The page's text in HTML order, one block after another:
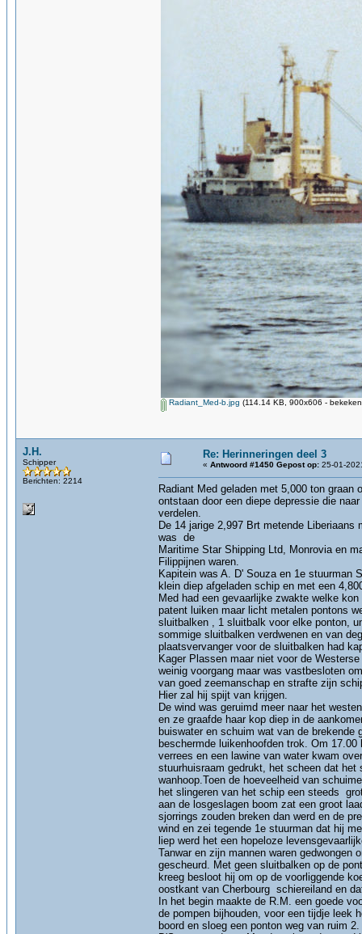
Radiant_Med-b.jpg (114.14 KB, 900x606 -
J.H.
Schipper
Berichten: 2214
Re: Herinneringen deel 3
« Antwoord #1450 Gepost op: 25-01-
Radiant Med geladen met 5,000 ton
ontstaan door een diepe depressie die
verdelen.
De 14 jarige 2,997 Brt metende
was de
Maritime Star Shipping Ltd, Monrovia en
Filippijnen waren.
Kapitein was A. D' Souza en 1e stuurman
klein diep afgeladen schip en met een
Med had een gevaarlijke zwakte welke
patent luiken maar licht metalen pontons
sluitbalken , 1 sluitbalk voor elke ponton,
sommige sluitbalken verdwenen en van
plaatsvervanger voor de sluitbalken had
Kager Plassen maar niet voor de
weinig voorgang maar was vastbesloten
van goed zeemanschap en strafte zijn
Hier zal hij spijt van krijgen.
De wind was geruimd meer naar het
en ze graafde haar kop diep in de
buiswater en schuim wat van de
beschermde luikenhoofden trok. Om
verrees en een lawine van water kwam
stuurhuisraam gedrukt, het scheen dat
wanhoop.Toen de hoeveelheid van
het slingeren van het schip een steeds
aan de losgeslagen boom zat een groot
sjorrings zouden breken dan werd en de
wind en zei tegende 1e stuurman dat hij
liep werd het een hopeloze
Tanwar en zijn mannen waren gedwongen
gescheurd. Met geen sluitbalken op de
kreeg besloot hij om op de voorliggende
oostkant van Cherbourg schiereiland en
In het begin maakte de R.M. een goede
de pompen bijhouden, voor een tijdje leek
boord en sloeg een ponton weg van ruim 2.